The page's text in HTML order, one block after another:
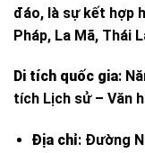
đáo, là sự kết hợp
Pháp, La Mã, Thái
Di tích quốc gia:
tích Lịch sử – Văn
Địa chỉ: Đường